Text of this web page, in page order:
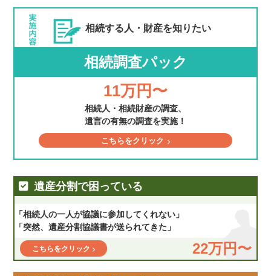
相続する人・財産を知りたい
相続調査パック
11万円〜
相続人・相続財産の調査、
遺言の有無の調査を実施！
こちらをクリック
遺産分割で困っている
「相続人の一人が協議に参加してくれない」
「突然、遺産分割協議書が送られてきた」
22万円〜
こちらをクリック